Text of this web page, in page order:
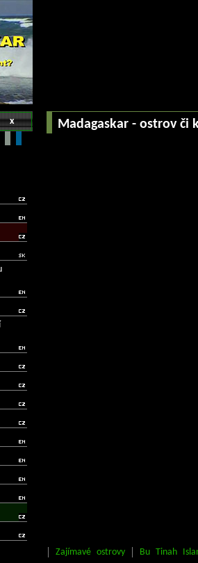
x Madagaskar - ostrov či
Zajímavé ostrovy
Bu Tinah